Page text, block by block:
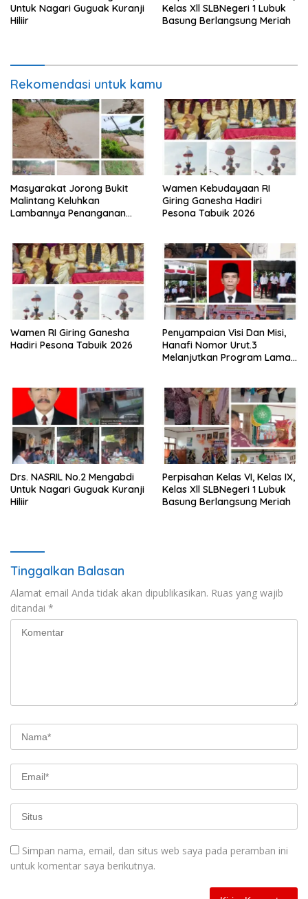
Untuk Nagari Guguak Kuranji
Hiliir
Kelas Xll SLBNegeri 1 Lubuk
Basung Berlangsung Meriah
Rekomendasi untuk kamu
Masyarakat Jorong Bukit
Malintang Keluhkan
Lambannya Penanganan
Wamen Kebudayaan RI
Giring Ganesha Hadiri
Pesona Tabuik 2026
Wamen RI Giring Ganesha
Hadiri Pesona Tabuik 2026
Penyampaian Visi Dan Misi,
Hanafi Nomor Urut.3
Melanjutkan Program Lama
Drs. NASRIL No.2 Mengabdi
Untuk Nagari Guguak Kuranji
Hiliir
Perpisahan Kelas VI, Kelas IX,
Kelas Xll SLBNegeri 1 Lubuk
Basung Berlangsung Meriah
Tinggalkan Balasan
Alamat email Anda tidak akan dipublikasikan. Ruas yang wajib
ditandai *
Simpan nama, email, dan situs web saya pada peramban ini
untuk komentar saya berikutnya.